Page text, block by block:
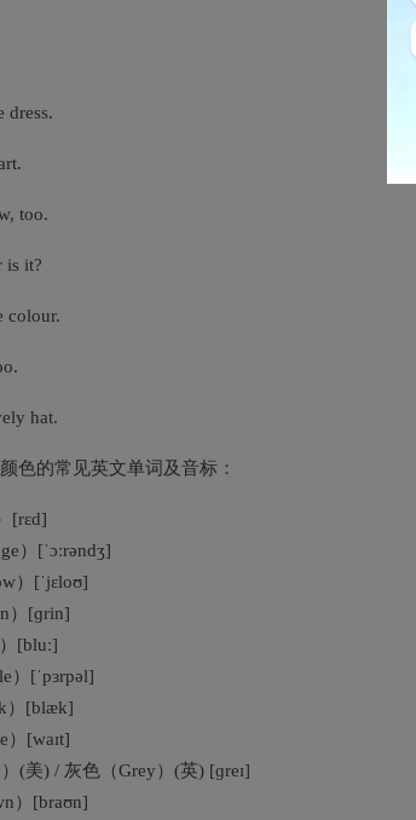
dress.
too.
is it?
colour.
hat.
色的常见英文单词及音标：
[rɛd]
）[ˈɔːrəndʒ]
）[ˈjɛloʊ]
）[ɡrin]
[bluː]
）[ˈpɜrpəl]
）[blæk]
）[waɪt]
(美) / 灰色（Grey）(英) [ɡreɪ]
）[braʊn]